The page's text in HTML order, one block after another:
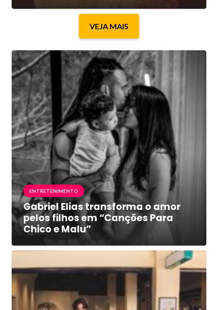
VEJA MAIS
ENTRETENIMENTO
Gabriel Elias transforma o amor
pelos filhos em “Canções Para
Chico e Malu”